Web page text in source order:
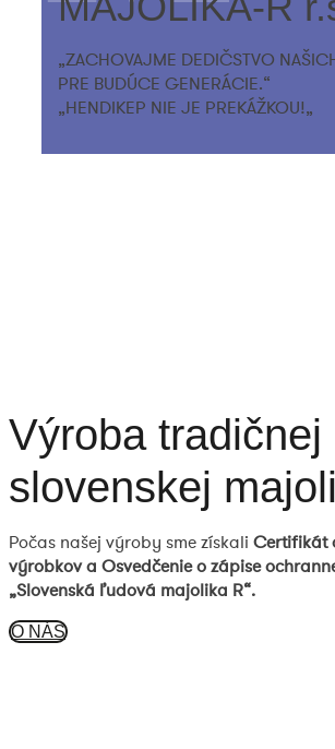
„ZACHOVAJME DEDIČSTVO
PRE BUDÚCE GENERÁCIE.“
„HENDIKEP NIE JE PREKÁŽKOU!„
Výroba tradičnej
slovenskej
Počas našej výroby sme získali Certifikát
výrobkov a Osvedčenie o zápise
„Slovenská ľudová majolika R“.
O NÁS